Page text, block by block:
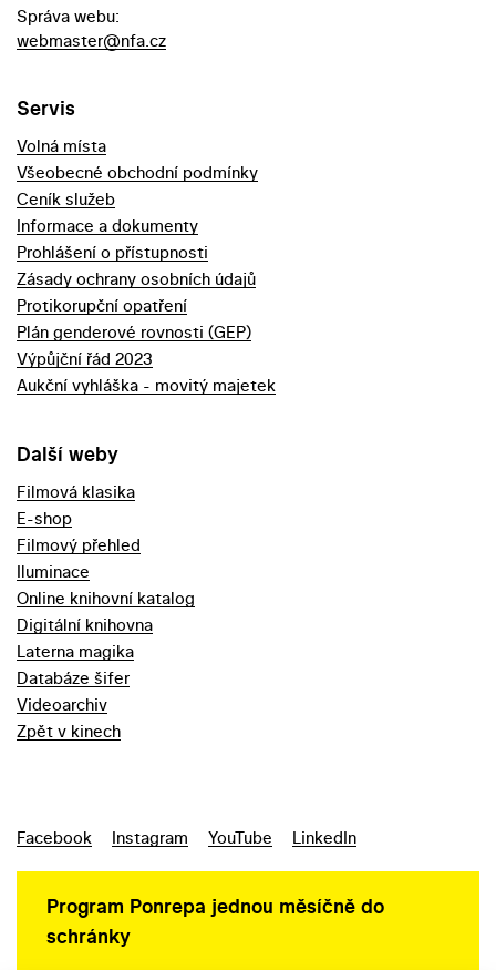
Správa webu:
webmaster@nfa.cz
Servis
Volná místa
Všeobecné obchodní podmínky
Ceník služeb
Informace a dokumenty
Prohlášení o přístupnosti
Zásady ochrany osobních údajů
Protikorupční opatření
Plán genderové rovnosti (GEP)
Výpůjční řád 2023
Aukční vyhláška - movitý majetek
Další weby
Filmová klasika
E-shop
Filmový přehled
Iluminace
Online knihovní katalog
Digitální knihovna
Laterna magika
Databáze šifer
Videoarchiv
Zpět v kinech
Facebook Instagram YouTube LinkedIn
Program Ponrepa jednou měsíčně do
schránky